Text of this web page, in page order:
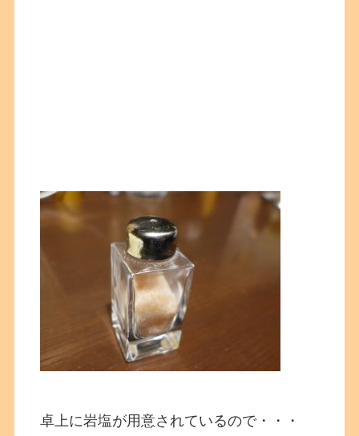
卓上に岩塩が用意されているので・・・